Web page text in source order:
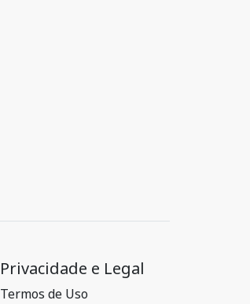
Privacidade e Legal
Termos de Uso